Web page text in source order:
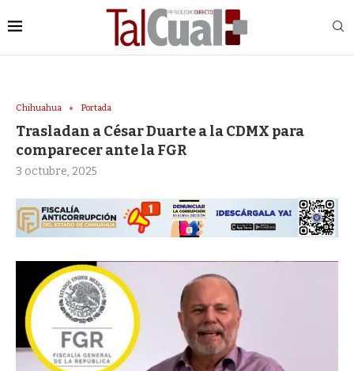
Chihuahua Portada
Trasladan a César Duarte a la CDMX para
comparecer ante la FGR
3 octubre, 2025